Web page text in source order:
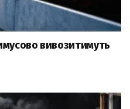
вивозитимуть